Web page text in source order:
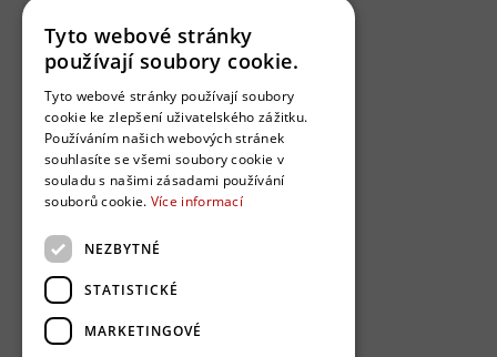
O nás
Bydlo programy
Jak se zapojit?
Uživatelské podmínky
Tyto webové stránky
používají soubory cookie.
Tyto webové stránky používají soubory
cookie ke zlepšení uživatelského zážitku.
Používáním našich webových stránek
souhlasíte se všemi soubory cookie v
souladu s našimi zásadami používání
souborů cookie. Více informací
NEZBYTNÉ
STATISTICKÉ
MARKETINGOVÉ